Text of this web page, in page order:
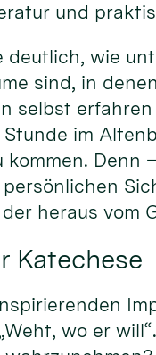
und
wie
sind, in
selbst
im
Denn
heraus vom
Katechese
wo er